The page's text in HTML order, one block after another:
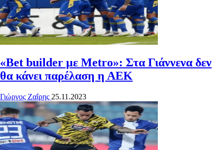
«Bet builder με Metro»: Στα Γιάννενα δεν
θα κάνει παρέλαση η ΑΕΚ
Γιώργος Ζαΐρης 25.11.2023